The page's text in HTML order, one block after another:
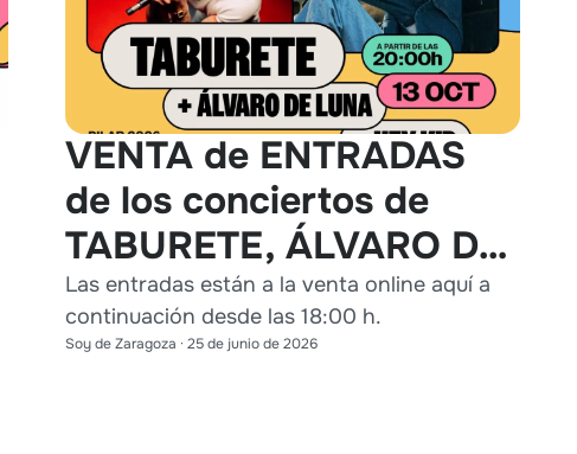
VENTA de ENTRADAS
de los conciertos de
TABURETE, ÁLVARO DE
LUNA y HEY KID en
Zaragoza
Las entradas están a la venta online aquí a
continuación desde las 18:00 h.
Soy de Zaragoza · 25 de junio de 2026